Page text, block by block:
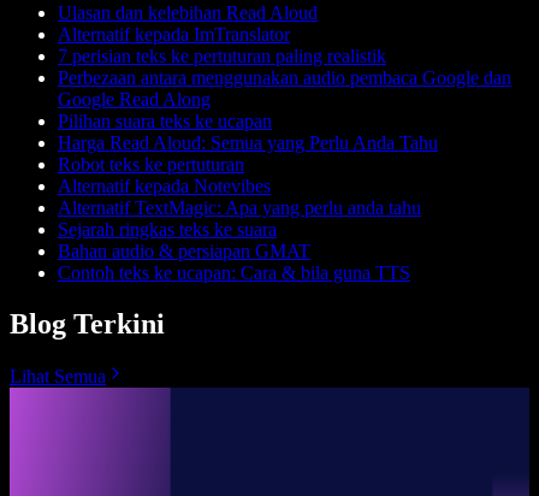
Ulasan dan kelebihan Read Aloud
Alternatif kepada ImTranslator
7 perisian teks ke pertuturan paling realistik
Perbezaan antara menggunakan audio pembaca Google dan
Google Read Along
Pilihan suara teks ke ucapan
Harga Read Aloud: Semua yang Perlu Anda Tahu
Robot teks ke pertuturan
Alternatif kepada Notevibes
Alternatif TextMagic: Apa yang perlu anda tahu
Sejarah ringkas teks ke suara
Bahan audio & persiapan GMAT
Contoh teks ke ucapan: Cara & bila guna TTS
Blog Terkini
Lihat Semua